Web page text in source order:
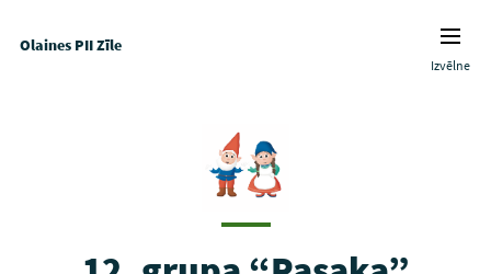
Olaines PII Zīle
Izvēlne